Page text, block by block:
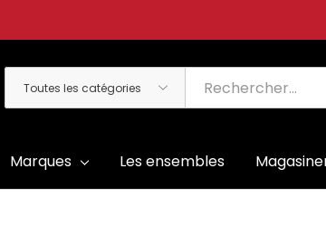
Toutes
les
Rechercher
Marques Les ensembles